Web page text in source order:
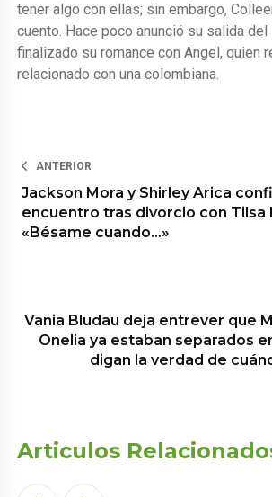
tener algo con ellas; sin embargo,
cuento. Hace poco anunció su salida
finalizado su romance con Angel, quien
relacionado con una colombiana.
ANTERIOR
Jackson Mora y Shirley Arica
encuentro tras divorcio con Tilsa
«Bésame cuando…»
Vania Bludau deja entrever que
Onelia ya estaban separados
digan la verdad de
Articulos